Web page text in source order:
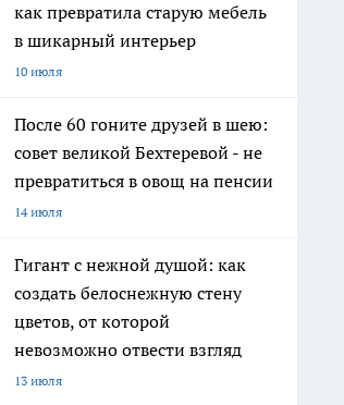
как превратила старую мебель
в шикарный интерьер
10 июля
После 60 гоните друзей в шею:
совет великой Бехтеревой - не
превратиться в овощ на пенсии
14 июля
Гигант с нежной душой: как
создать белоснежную стену
цветов, от которой
невозможно отвести взгляд
13 июля